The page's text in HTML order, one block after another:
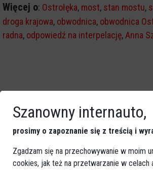
Więcej o: Ostrołęka, most, stan mostu,
droga krajowa, obwodnica, obwodnica
radna, odpowiedź na interpelację,Anna
Szanowny internauto,
prosimy o zapoznanie się z treścią i
Zgadzam się na przechowywanie w moim
cookies, jak też na przetwarzanie w celach